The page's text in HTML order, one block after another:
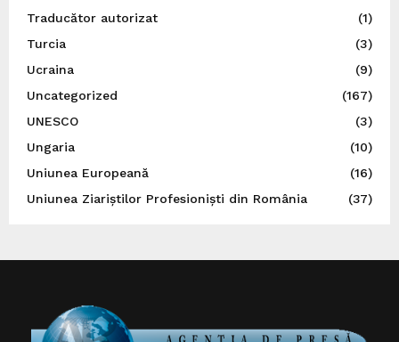
Traducător autorizat
(1)
Turcia
(3)
Ucraina
(9)
Uncategorized
(167)
UNESCO
(3)
Ungaria
(10)
Uniunea Europeană
(16)
Uniunea Ziariștilor Profesioniști din România
(37)